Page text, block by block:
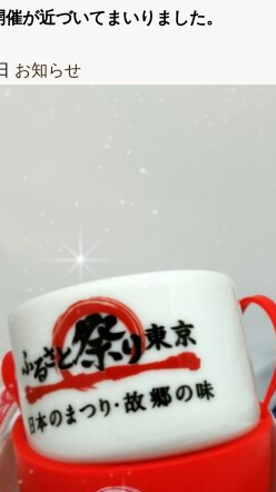
が近づいてまいりました。
お知らせ